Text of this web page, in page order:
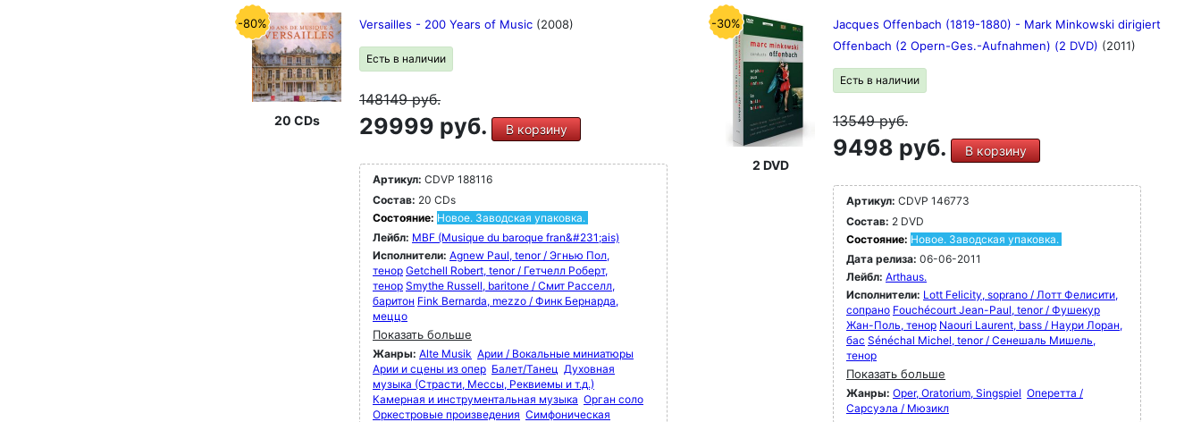
-80%
20 CDs
Versailles - 200 Years of Music (2008)
Есть в наличии
148149руб.
29999 руб. В корзину
Артикул: CDVP 188116
Состав: 20 CDs
Состояние: Новое. Заводская упаковка.
Лейбл: MBF (Musique du baroque fran&#231;ais)
Исполнители: Agnew Paul, tenor / Эгнью Пол,
тенор Getchell Robert, tenor / Гетчелл Роберт,
тенор Smythe Russell, baritone / Смит Расселл,
баритон Fink Bernarda, mezzo / Финк Бернарда,
меццо
Показать больше
Жанры: Alte Musik Арии / Вокальные миниатюры
Арии и сцены из опер Балет/Танец Духовная
музыка (Страсти, Мессы, Реквиемы и т.д.)
Камерная и инструментальная музыка Орган соло
Оркестровые произведения Симфоническая
-30%
2 DVD
Jacques Offenbach (1819-1880) - Mark Minkowski dirigiert
Offenbach (2 Opern-Ges.-Aufnahmen) (2 DVD) (2011)
Есть в наличии
13549руб.
9498 руб. В корзину
Артикул: CDVP 146773
Состав: 2 DVD
Состояние: Новое. Заводская упаковка.
Дата релиза: 06-06-2011
Лейбл: Arthaus.
Исполнители: Lott Felicity, soprano / Лотт Фелисити,
сопрано Fouchécourt Jean-Paul, tenor / Фушекур
Жан-Поль, тенор Naouri Laurent, bass / Наури Лоран,
бас Sénéchal Michel, tenor / Сенешаль Мишель,
тенор
Показать больше
Жанры: Oper, Oratorium, Singspiel Оперетта /
Сарсуэла / Мюзикл